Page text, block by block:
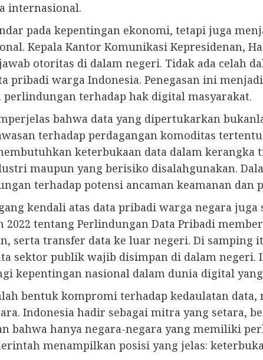
internasional.
pada kepentingan ekonomi, tetapi juga
Kepala Kantor Komunikasi Kepresidenan,
otoritas di dalam negeri. Tidak ada celah
pribadi warga Indonesia. Penegasan ini
terhadap hak digital masyarakat.
bahwa data yang dipertukarkan
terhadap perdagangan komoditas
keterbukaan data dalam kerangka
maupun yang berisiko disalahgunakan.
terhadap potensi ancaman keamanan dan
kendali atas data pribadi warga negara juga
2022 tentang Perlindungan Data Pribadi
serta transfer data ke luar negeri. Di samping
sektor publik wajib disimpan di dalam
kepentingan nasional dalam dunia digital
bentuk kompromi terhadap kedaulatan
Indonesia hadir sebagai mitra yang setara,
bahwa hanya negara-negara yang memiliki
menampilkan posisi yang jelas: